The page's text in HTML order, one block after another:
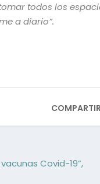
todos los
a diario”.
Covid-19”,